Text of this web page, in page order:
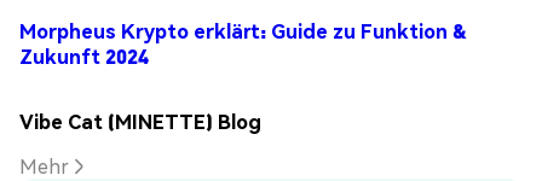
Morpheus Krypto erklärt: Guide zu Funktion &
Zukunft 2024
Vibe Cat (MINETTE) Blog
Mehr